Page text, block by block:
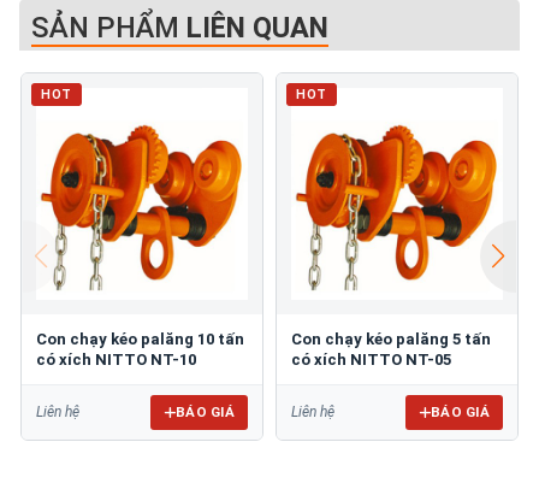
SẢN PHẨM LIÊN QUAN
HOT
Con chạy kéo palăng 10 tấn
có xích NITTO NT-10
Liên hệ BÁO GIÁ
HOT
Con chạy kéo palăng 5 tấn
có xích NITTO NT-05
Liên hệ BÁO GIÁ